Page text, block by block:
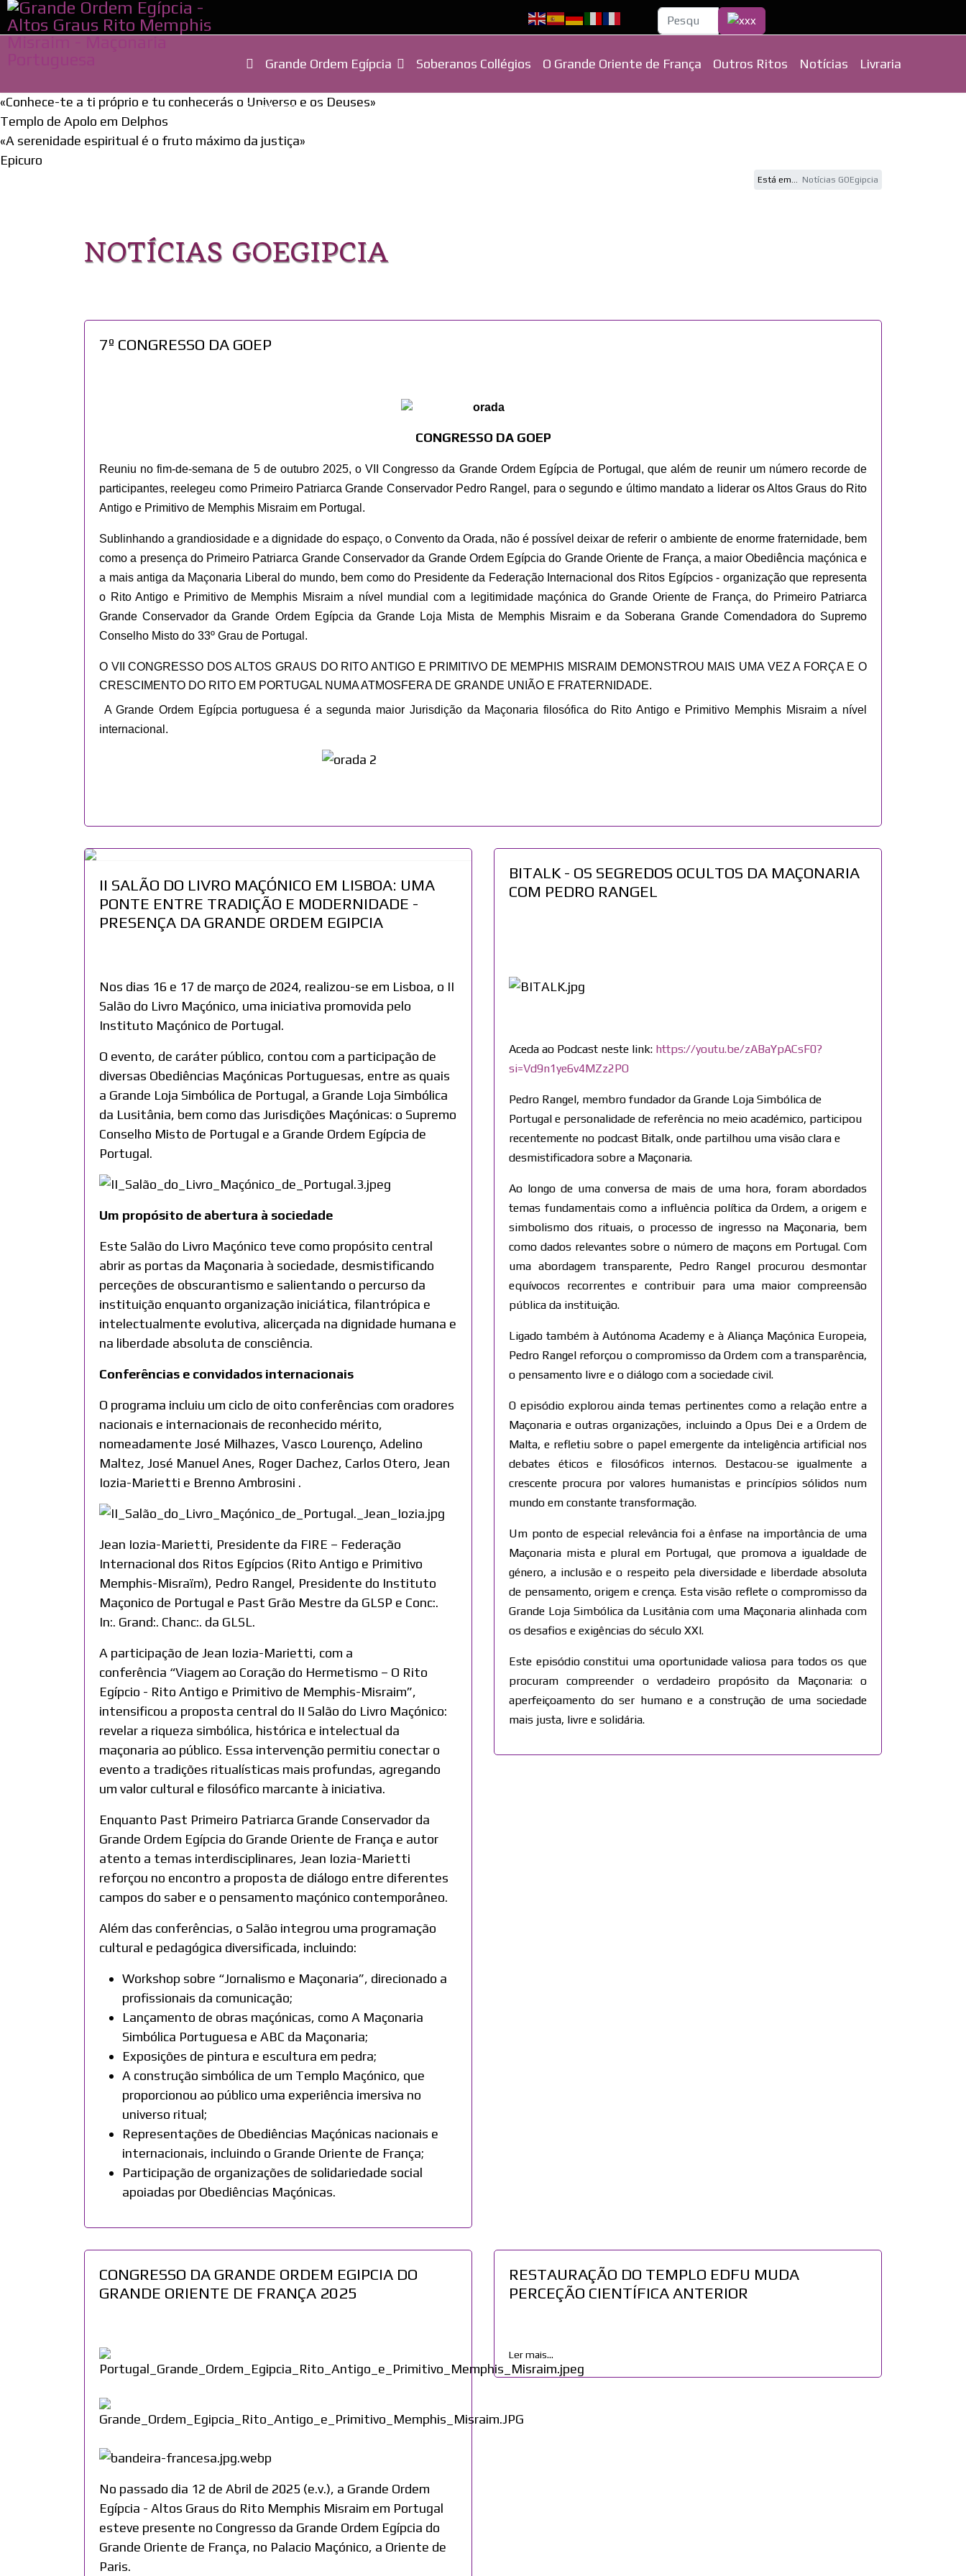
Pesquisa...
Grande Ordem Egípcia Soberanos Collégios O Grande Oriente de França Outros Ritos Notícias Livraria
Contacto
«Conhece-te a ti próprio e tu conhecerás o Universo e os Deuses»
Templo de Apolo em Delphos
«A serenidade espiritual é o fruto máximo da justiça»
Epicuro
Está em... Notícias GOEgipcia
NOTÍCIAS GOEGIPCIA
7º CONGRESSO DA GOEP
CONGRESSO DA GOEP
Reuniu no fim-de-semana de 5 de outubro 2025, o VII Congresso da Grande Ordem Egípcia de Portugal, que além de reunir um número recorde de
participantes, reelegeu como Primeiro Patriarca Grande Conservador Pedro Rangel, para o segundo e último mandato a liderar os Altos Graus do Rito
Antigo e Primitivo de Memphis Misraim em Portugal.
Sublinhando a grandiosidade e a dignidade do espaço, o Convento da Orada, não é possível deixar de referir o ambiente de enorme fraternidade, bem
como a presença do Primeiro Patriarca Grande Conservador da Grande Ordem Egípcia do Grande Oriente de França, a maior Obediência maçónica e
a mais antiga da Maçonaria Liberal do mundo, bem como do Presidente da Federação Internacional dos Ritos Egípcios - organização que representa
o Rito Antigo e Primitivo de Memphis Misraim a nível mundial com a legitimidade maçónica do Grande Oriente de França, do Primeiro Patriarca
Grande Conservador da Grande Ordem Egípcia da Grande Loja Mista de Memphis Misraim e da Soberana Grande Comendadora do Supremo
Conselho Misto do 33º Grau de Portugal.
O VII CONGRESSO DOS ALTOS GRAUS DO RITO ANTIGO E PRIMITIVO DE MEMPHIS MISRAIM DEMONSTROU MAIS UMA VEZ A FORÇA E O
CRESCIMENTO DO RITO EM PORTUGAL NUMA ATMOSFERA DE GRANDE UNIÃO E FRATERNIDADE.
A Grande Ordem Egípcia portuguesa é a segunda maior Jurisdição da Maçonaria filosófica do Rito Antigo e Primitivo Memphis Misraim a nível
internacional.
II SALÃO DO LIVRO MAÇÓNICO EM LISBOA: UMA
PONTE ENTRE TRADIÇÃO E MODERNIDADE -
PRESENÇA DA GRANDE ORDEM EGIPCIA
Nos dias 16 e 17 de março de 2024, realizou-se em Lisboa, o II
Salão do Livro Maçónico, uma iniciativa promovida pelo
Instituto Maçónico de Portugal.
O evento, de caráter público, contou com a participação de
diversas Obediências Maçónicas Portuguesas, entre as quais
a Grande Loja Simbólica de Portugal, a Grande Loja Simbólica
da Lusitânia, bem como das Jurisdições Maçónicas: o Supremo
Conselho Misto de Portugal e a Grande Ordem Egípcia de
Portugal.
Um propósito de abertura à sociedade
Este Salão do Livro Maçónico teve como propósito central
abrir as portas da Maçonaria à sociedade, desmistificando
perceções de obscurantismo e salientando o percurso da
instituição enquanto organização iniciática, filantrópica e
intelectualmente evolutiva, alicerçada na dignidade humana e
na liberdade absoluta de consciência.
Conferências e convidados internacionais
O programa incluiu um ciclo de oito conferências com oradores
nacionais e internacionais de reconhecido mérito,
nomeadamente José Milhazes, Vasco Lourenço, Adelino
Maltez, José Manuel Anes, Roger Dachez, Carlos Otero, Jean
Iozia-Marietti e Brenno Ambrosini .
Jean Iozia-Marietti, Presidente da FIRE – Federação
Internacional dos Ritos Egípcios (Rito Antigo e Primitivo
Memphis-Misraïm), Pedro Rangel, Presidente do Instituto
Maçonico de Portugal e Past Grão Mestre da GLSP e Conc:.
In:. Grand:. Chanc:. da GLSL.
A participação de Jean Iozia-Marietti, com a
conferência “Viagem ao Coração do Hermetismo – O Rito
Egípcio - Rito Antigo e Primitivo de Memphis-Misraim”,
intensificou a proposta central do II Salão do Livro Maçónico:
revelar a riqueza simbólica, histórica e intelectual da
maçonaria ao público. Essa intervenção permitiu conectar o
evento a tradições ritualísticas mais profundas, agregando
um valor cultural e filosófico marcante à iniciativa.
Enquanto Past Primeiro Patriarca Grande Conservador da
Grande Ordem Egípcia do Grande Oriente de França e autor
atento a temas interdisciplinares, Jean Iozia-Marietti
reforçou no encontro a proposta de diálogo entre diferentes
campos do saber e o pensamento maçónico contemporâneo.
Além das conferências, o Salão integrou uma programação
cultural e pedagógica diversificada, incluindo:
Workshop sobre “Jornalismo e Maçonaria”, direcionado a
profissionais da comunicação;
Lançamento de obras maçónicas, como A Maçonaria
Simbólica Portuguesa e ABC da Maçonaria;
Exposições de pintura e escultura em pedra;
A construção simbólica de um Templo Maçónico, que
proporcionou ao público uma experiência imersiva no
universo ritual;
Representações de Obediências Maçónicas nacionais e
internacionais, incluindo o Grande Oriente de França;
Participação de organizações de solidariedade social
apoiadas por Obediências Maçónicas.
BITALK - OS SEGREDOS OCULTOS DA MAÇONARIA
COM PEDRO RANGEL
Aceda ao Podcast neste link: https://youtu.be/zABaYpACsF0?
si=Vd9n1ye6v4MZz2PO
Pedro Rangel, membro fundador da Grande Loja Simbólica de
Portugal e personalidade de referência no meio académico, participou
recentemente no podcast Bitalk, onde partilhou uma visão clara e
desmistificadora sobre a Maçonaria.
Ao longo de uma conversa de mais de uma hora, foram abordados
temas fundamentais como a influência política da Ordem, a origem e
simbolismo dos rituais, o processo de ingresso na Maçonaria, bem
como dados relevantes sobre o número de maçons em Portugal. Com
uma abordagem transparente, Pedro Rangel procurou desmontar
equívocos recorrentes e contribuir para uma maior compreensão
pública da instituição.
Ligado também à Autónoma Academy e à Aliança Maçónica Europeia,
Pedro Rangel reforçou o compromisso da Ordem com a transparência,
o pensamento livre e o diálogo com a sociedade civil.
O episódio explorou ainda temas pertinentes como a relação entre a
Maçonaria e outras organizações, incluindo a Opus Dei e a Ordem de
Malta, e refletiu sobre o papel emergente da inteligência artificial nos
debates éticos e filosóficos internos. Destacou-se igualmente a
crescente procura por valores humanistas e princípios sólidos num
mundo em constante transformação.
Um ponto de especial relevância foi a ênfase na importância de uma
Maçonaria mista e plural em Portugal, que promova a igualdade de
género, a inclusão e o respeito pela diversidade e liberdade absoluta
de pensamento, origem e crença. Esta visão reflete o compromisso da
Grande Loja Simbólica da Lusitânia com uma Maçonaria alinhada com
os desafios e exigências do século XXI.
Este episódio constitui uma oportunidade valiosa para todos os que
procuram compreender o verdadeiro propósito da Maçonaria: o
aperfeiçoamento do ser humano e a construção de uma sociedade
mais justa, livre e solidária.
CONGRESSO DA GRANDE ORDEM EGIPCIA DO
GRANDE ORIENTE DE FRANÇA 2025
No passado dia 12 de Abril de 2025 (e.v.), a Grande Ordem
Egípcia - Altos Graus do Rito Memphis Misraim em Portugal
esteve presente no Congresso da Grande Ordem Egípcia do
Grande Oriente de França, no Palacio Maçónico, a Oriente de
Paris.
RESTAURAÇÃO DO TEMPLO EDFU MUDA
PERCEÇÃO CIENTÍFICA ANTERIOR
Ler mais...